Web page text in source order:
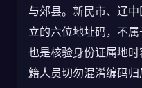
与郊县。新民市、辽
立的六位地址码，不
也是核验身份证属地
籍人员切勿混淆编码归